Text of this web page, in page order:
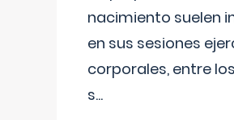
nacimiento suelen
en sus sesiones
corporales, entre
s...